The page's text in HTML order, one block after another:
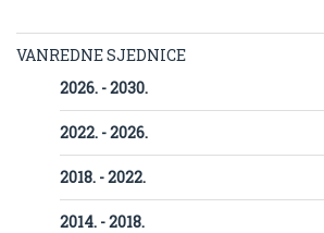
VANREDNE SJEDNICE
2026. - 2030.
2022. - 2026.
2018. - 2022.
2014. - 2018.